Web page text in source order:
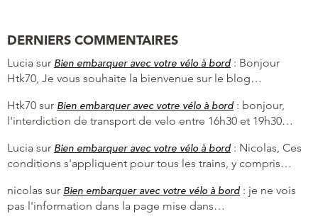
DERNIERS COMMENTAIRES
Lucia sur Bien embarquer avec votre vélo à bord : Bonjour
Htk70, Je vous souhaite la bienvenue sur le blog…
Htk70 sur Bien embarquer avec votre vélo à bord : bonjour,
l'interdiction de transport de velo entre 16h30 et 19h30…
Lucia sur Bien embarquer avec votre vélo à bord : Nicolas, Ces
conditions s'appliquent pour tous les trains, y compris…
nicolas sur Bien embarquer avec votre vélo à bord : je ne vois
pas l'information dans la page mise dans…